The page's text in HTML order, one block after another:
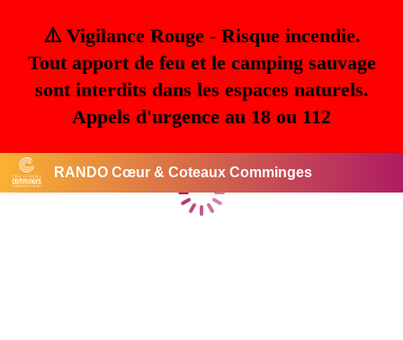
⚠️ Vigilance Rouge - Risque incendie.
Tout apport de feu et le camping sauvage
sont interdits dans les espaces naturels.
Appels d'urgence au 18 ou 112
RANDO Cœur & Coteaux Comminges
Chargement